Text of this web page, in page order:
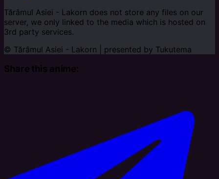
Tărâmul Asiei - Lakorn does not store any files on our
server, we only linked to the media which is hosted on
3rd party services.
© Tărâmul Asiei - Lakorn | presented by Tukutema
Share this anime: